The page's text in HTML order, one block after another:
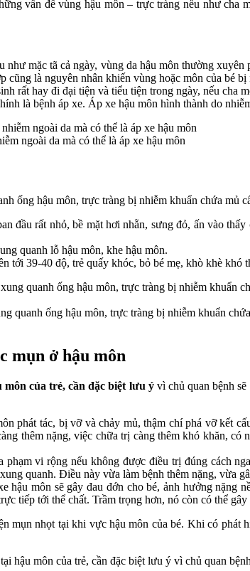
vấn đề vùng hậu môn – trực tràng nếu như
như mặc tã cả ngày, vùng da hậu môn thường
là nguyên nhân khiến vùng hoặc môn của bé bị
rất hay đi đại tiện và tiểu tiện trong ngày, nếu cha
là bệnh áp xe. Áp xe hậu môn hình thành do
ngoài da mà có thể là áp xe hậu môn
ống hậu môn, trực tràng bị nhiễm khuẩn chứa mủ
đầu rất nhỏ, bề mặt hơi nhẵn, sưng đỏ, ấn vào
quanh lỗ hậu môn, khe hậu môn.
tới 39-40 độ, trẻ quấy khóc, bỏ bé mẹ, khò khè khó
quanh ống hậu môn, trực tràng bị nhiễm khuẩn
mụn ở hậu môn
của trẻ, cần đặc biệt lưu ývì chủ quan bệnh sẽ
phát tác, bị vỡ và chảy mủ, thậm chí phá vỡ kết
thêm nặng, việc chữa trị càng thêm khó khăn,
phạm vi rộng nếu không được điều trị đúng cách
quanh. Điều này vừa làm bệnh thêm nặng, vừa
hậu môn sẽ gây đau đớn cho bé, ảnh hưởng nặng
tiếp tới thể chất. Trầm trọng hơn, nó còn có thể
mụn nhọt tại khi vực hậu môn của bé. Khi có